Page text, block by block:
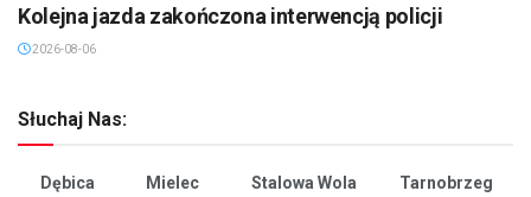
Kolejna jazda zakończona interwencją policji
2026-08-06
Słuchaj Nas:
Dębica Mielec Stalowa Wola
Tarnobrzeg